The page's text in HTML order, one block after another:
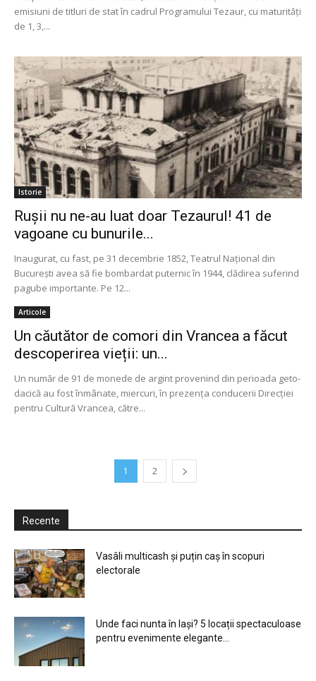
emisiuni de titluri de stat în cadrul Programului Tezaur, cu maturități
de 1, 3,...
Istorie
Rușii nu ne-au luat doar Tezaurul! 41 de
vagoane cu bunurile...
Inaugurat, cu fast, pe 31 decembrie 1852, Teatrul Național din
București avea să fie bombardat puternic în 1944, clădirea suferind
pagube importante. Pe 12...
Articole
Un căutător de comori din Vrancea a făcut
descoperirea vieții: un...
Un număr de 91 de monede de argint provenind din perioada geto-
dacică au fost înmânate, miercuri, în prezența conducerii Direcției
pentru Cultură Vrancea, către...
1 2
Recente
Vasâli multicash și puțin caș în scopuri
electorale
Unde faci nunta în Iași? 5 locații spectaculoase
pentru evenimente elegante...